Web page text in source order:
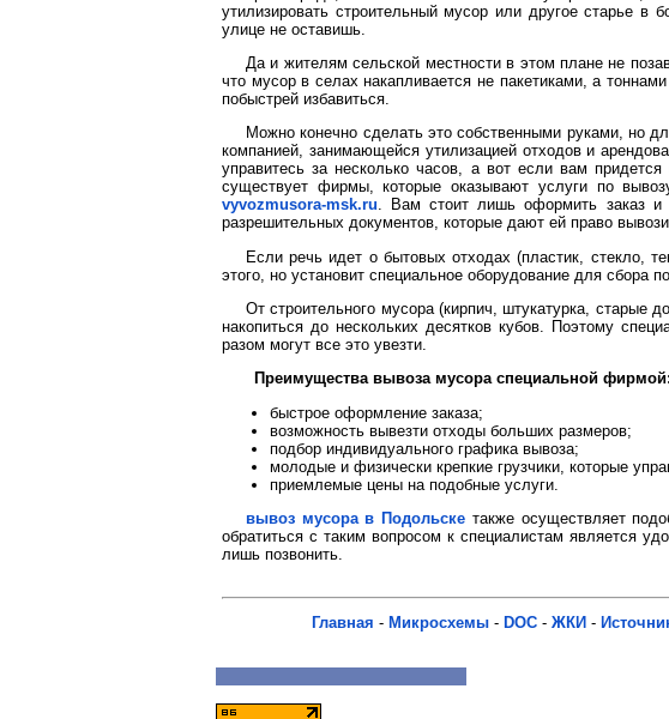
утилизировать строительный мусор или другое старье в
улице не оставишь.
Да и жителям сельской местности в этом плане не
что мусор в селах накапливается не пакетиками, а
побыстрей избавиться.
Можно конечно сделать это собственными руками, но
компанией, занимающейся утилизацией отходов и
управитесь за несколько часов, а вот если вам
существует фирмы, которые оказывают услуги по
vyvozmusora-msk.ru. Вам стоит лишь оформить заказ и
разрешительных документов, которые дают ей право
Если речь идет о бытовых отходах (пластик, стекло,
этого, но установит специальное оборудование для сбора
От строительного мусора (кирпич, штукатурка, старые
накопиться до нескольких десятков кубов. Поэтому
разом могут все это увезти.
Преимущества вывоза мусора специальной фирмой:
быстрое оформление заказа;
возможность вывезти отходы больших размеров;
подбор индивидуального графика вывоза;
молодые и физически крепкие грузчики, которые
приемлемые цены на подобные услуги.
вывоз мусора в Подольске также осуществляет
обратиться с таким вопросом к специалистам является
лишь позвонить.
Главная - Микросхемы - DOC - ЖКИ -